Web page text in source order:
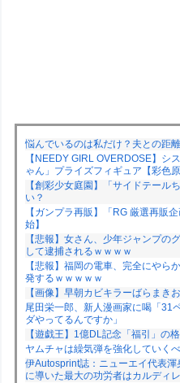
悩んでいるのは私だけ？夫との距離
【NEEDY GIRL OVERDOSE】シ
ゃん」プライズフィギュア【彩色原
【創彩少女庭園】「サイドテール
い？
【ガンプラ再販】「RG 厳選再販
始】
【悲報】女さん、少年ジャンプの
して逮捕されるｗｗｗｗ
【悲報】福岡の電車、完全にやら
発するｗｗｗｗｗ
【画像】早朝カビキラーばらまき
尾田栄一郎、新人漫画家に喝「31
ダやってるんですか」
【遊戯王】1億DL記念「福引」の
ヤムチャは繰気弾を強化していく
伊Autosprint誌：ニューエイ代表
に導いた最大の功労者はカルディレ